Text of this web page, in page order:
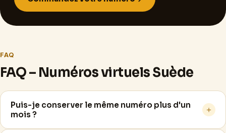
FAQ
FAQ – Numéros virtuels Suède
Puis-je conserver le même numéro plus d'un
mois ?
＋